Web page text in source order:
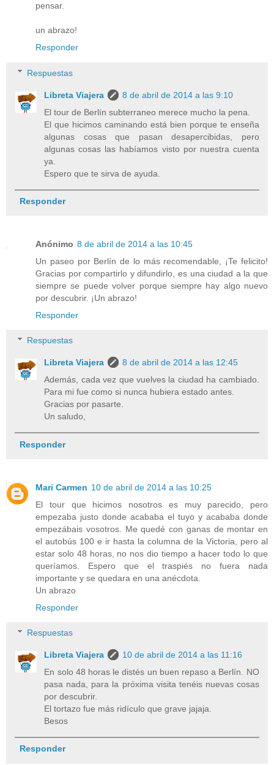
pensar.
un abrazo!
Responder
Respuestas
Libreta Viajera
8 de abril de 2014 a las 9:10
El tour de Berlín subterraneo merece mucho la pena.
El que hicimos caminando está bien porque te enseña
algunas cosas que pasan desapercibidas, pero
algunas cosas las habíamos visto por nuestra cuenta
ya.
Espero que te sirva de ayuda.
Responder
Anónimo 8 de abril de 2014 a las 10:45
Un paseo por Berlín de lo más recomendable, ¡Te felicito!
Gracias por compartirlo y difundirlo, es una ciudad a la que
siempre se puede volver porque siempre hay algo nuevo
por descubrir. ¡Un abrazo!
Responder
Respuestas
Libreta Viajera
8 de abril de 2014 a las 12:45
Además, cada vez que vuelves la ciudad ha cambiado.
Para mi fue como si nunca hubiera estado antes.
Gracias por pasarte.
Un saludo,
Responder
Mari Carmen 10 de abril de 2014 a las 10:25
El tour que hicimos nosotros es muy parecido, pero
empezaba justo donde acababa el tuyo y acababa donde
empezábais vosotros. Me quedé con ganas de montar en
el autobús 100 e ir hasta la columna de la Victoria, pero al
estar solo 48 horas, no nos dio tiempo a hacer todo lo que
queríamos. Espero que el traspiés no fuera nada
importante y se quedara en una anécdota.
Un abrazo
Responder
Respuestas
Libreta Viajera
10 de abril de 2014 a las 11:16
En solo 48 horas le distés un buen repaso a Berlín. NO
pasa nada, para la próxima visita tenéis nuevas cosas
por descubrir.
El tortazo fue más ridículo que grave jajaja.
Besos
Responder